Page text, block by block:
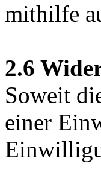
mithilfe
2.6
Soweit
einer